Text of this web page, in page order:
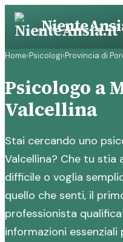
Vai
contenuto
Home›Psicologi›Provincia di
Psicologo a
Valcellina
Stai cercando uno
Valcellina? Che tu
difficile o voglia
quello che senti, il
professionista
informazioni